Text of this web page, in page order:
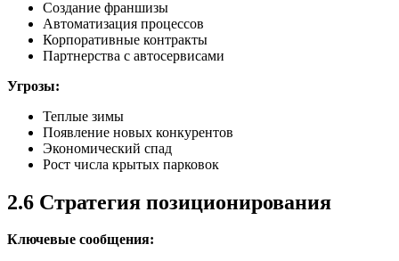
Создание франшизы
Автоматизация процессов
Корпоративные контракты
Партнерства с автосервисами
Угрозы:
Теплые зимы
Появление новых конкурентов
Экономический спад
Рост числа крытых парковок
2.6 Стратегия позиционирования
Ключевые сообщения: